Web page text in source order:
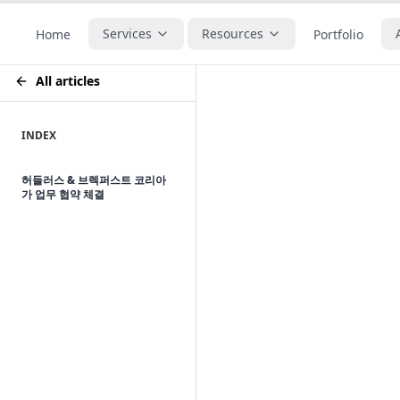
Home Services Resources Portfolio
All articles
INDEX
허들러스 & 브렉퍼스트 코리아
가 업무 협약 체결